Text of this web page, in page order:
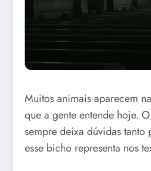
Muitos animais aparecem
que a gente entende hoje.
sempre deixa dúvidas
esse bicho representa nos